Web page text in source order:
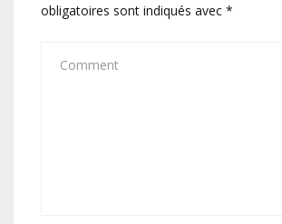
obligatoires sont indiqués avec *